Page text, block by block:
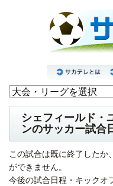
シェフィールド・
ンのサッカー試合
この試合は既に終了したか
ができません。
今後の試合日程・キックオ